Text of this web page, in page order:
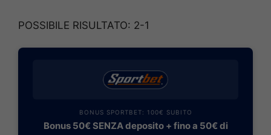
POSSIBILE RISULTATO: 2-1
BONUS SPORTBET: 100€ SUBITO
Bonus 50€ SENZA deposito + fino a 50€ di